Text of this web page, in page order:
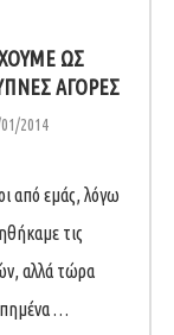
ΩΣ
ΑΓΟΡΈΣ
2014
από εμάς, λόγω
τις
αλλά τώρα
…